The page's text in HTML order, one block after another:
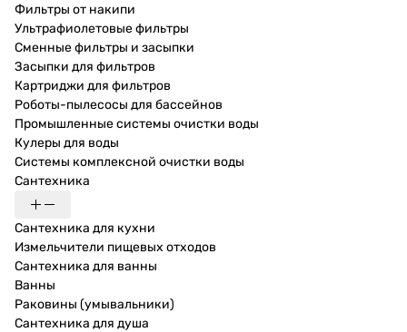
Фильтры от накипи
Ультрафиолетовые фильтры
Сменные фильтры и засыпки
Засыпки для фильтров
Картриджи для фильтров
Роботы-пылесосы для бассейнов
Промышленные системы очистки воды
Кулеры для воды
Системы комплексной очистки воды
Сантехника
Сантехника для кухни
Измельчители пищевых отходов
Сантехника для ванны
Ванны
Раковины (умывальники)
Сантехника для душа